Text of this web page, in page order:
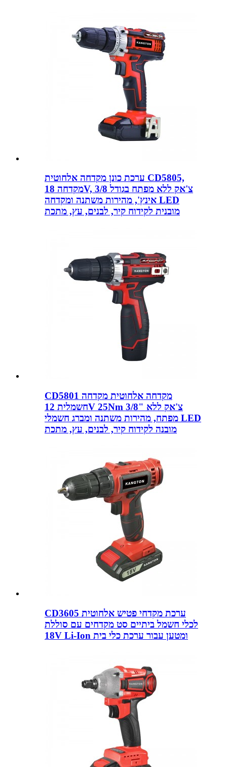
ערכת כונן מקדחה אלחוטית CD5805,
מקדחה 18V, צ'אק ללא מפתח בגודל 3/8
אינץ', מהירות משתנה ומקדחה LED
מובנית לקידוח קיר, לבנים, עץ, מתכת
CD5801 מקדחה אלחוטית מקדחה
חשמלית 12V 25Nm 3/8" צ'אק ללא
מפתח, מהירות משתנה ומברג חשמלי LED
מובנה לקידוח קיר, לבנים, עץ, מתכת
CD3605 ערכת מקדחי פטיש אלחוטית
לכלי חשמל ביתיים סט מקדחים עם סוללת
18V Li-Ion ומטען עבור ערכת כלי בית